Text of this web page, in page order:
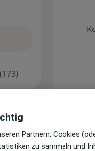
Partnern, Cookies
zu sammeln und